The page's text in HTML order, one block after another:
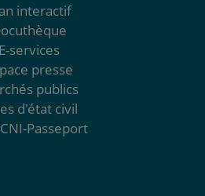
interactif
E-services
presse
publics
d'état civil
Passeport